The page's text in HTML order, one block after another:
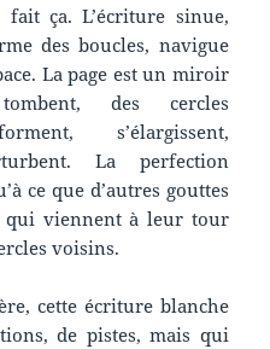
ça. L’écriture sinue,
des boucles, navigue
La page est un miroir
des cercles
s’élargissent,
La perfection
ce que d’autres gouttes
qui viennent à leur tour
voisins.
cette écriture blanche
de pistes, mais qui